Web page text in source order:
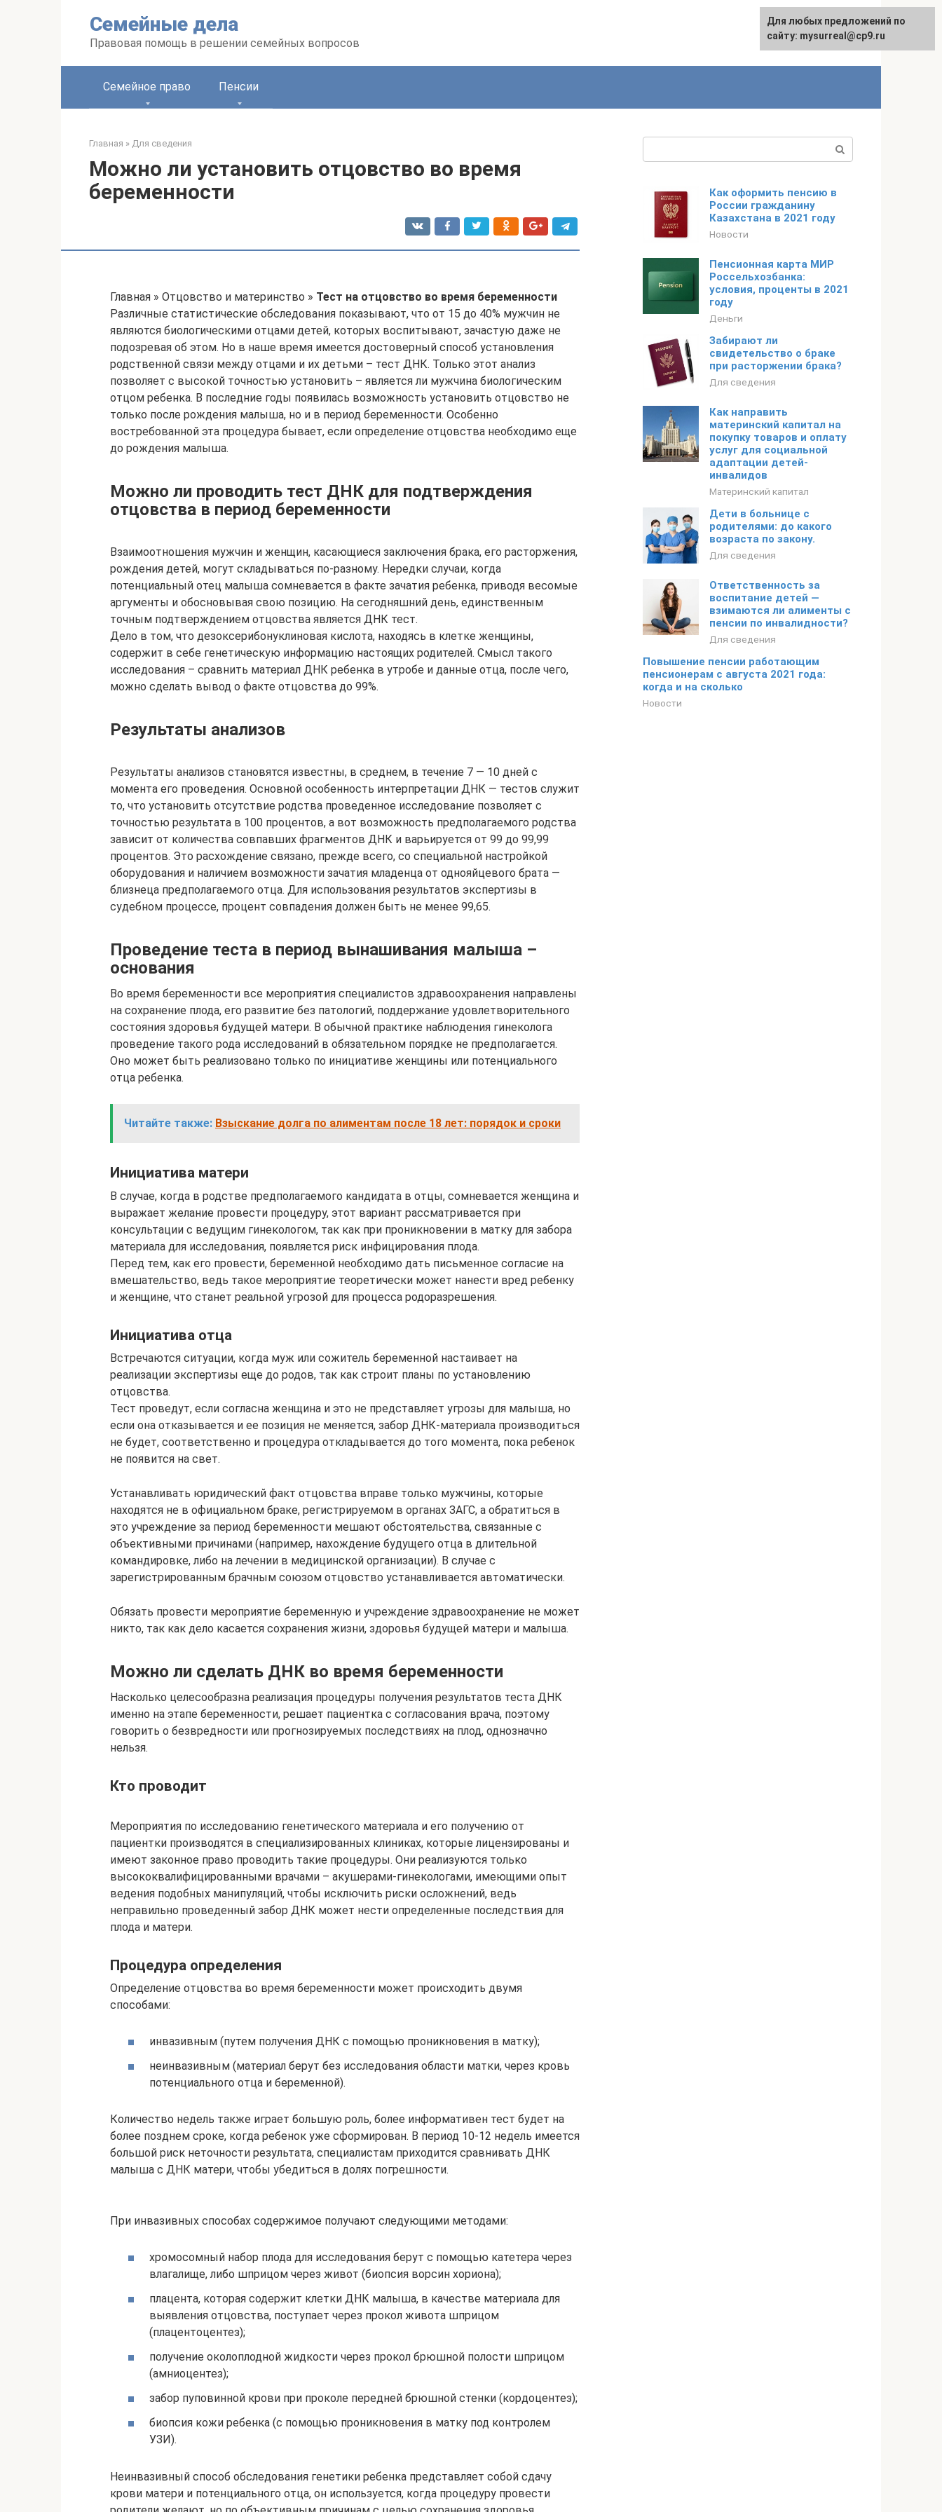
Семейные дела
Правовая помощь в решении семейных вопросов
Семейное право Пенсии
Главная » Для сведения
Можно ли установить отцовство во время
беременности
Главная » Отцовство и материнство » Тест на отцовство во время беременности
Различные статистические обследования показывают, что от 15 до 40% мужчин не
являются биологическими отцами детей, которых воспитывают, зачастую даже не
подозревая об этом. Но в наше время имеется достоверный способ установления
родственной связи между отцами и их детьми – тест ДНК. Только этот анализ
позволяет с высокой точностью установить – является ли мужчина биологическим
отцом ребенка. В последние годы появилась возможность установить отцовство не
только после рождения малыша, но и в период беременности. Особенно
востребованной эта процедура бывает, если определение отцовства необходимо еще
до рождения малыша.
Можно ли проводить тест ДНК для подтверждения
отцовства в период беременности
Взаимоотношения мужчин и женщин, касающиеся заключения брака, его расторжения,
рождения детей, могут складываться по-разному. Нередки случаи, когда
потенциальный отец малыша сомневается в факте зачатия ребенка, приводя весомые
аргументы и обосновывая свою позицию. На сегодняшний день, единственным
точным подтверждением отцовства является ДНК тест.
Дело в том, что дезоксерибонуклиновая кислота, находясь в клетке женщины,
содержит в себе генетическую информацию настоящих родителей. Смысл такого
исследования – сравнить материал ДНК ребенка в утробе и данные отца, после чего,
можно сделать вывод о факте отцовства до 99%.
Результаты анализов
Результаты анализов становятся известны, в среднем, в течение 7 — 10 дней с
момента его проведения. Основной особенность интерпретации ДНК — тестов служит
то, что установить отсутствие родства проведенное исследование позволяет с
точностью результата в 100 процентов, а вот возможность предполагаемого родства
зависит от количества совпавших фрагментов ДНК и варьируется от 99 до 99,99
процентов. Это расхождение связано, прежде всего, со специальной настройкой
оборудования и наличием возможности зачатия младенца от однояйцевого брата —
близнеца предполагаемого отца. Для использования результатов экспертизы в
судебном процессе, процент совпадения должен быть не менее 99,65.
Проведение теста в период вынашивания малыша –
основания
Во время беременности все мероприятия специалистов здравоохранения направлены
на сохранение плода, его развитие без патологий, поддержание удовлетворительного
состояния здоровья будущей матери. В обычной практике наблюдения гинеколога
проведение такого рода исследований в обязательном порядке не предполагается.
Оно может быть реализовано только по инициативе женщины или потенциального
отца ребенка.
Читайте также: Взыскание долга по алиментам после 18 лет: порядок и сроки
Инициатива матери
В случае, когда в родстве предполагаемого кандидата в отцы, сомневается женщина и
выражает желание провести процедуру, этот вариант рассматривается при
консультации с ведущим гинекологом, так как при проникновении в матку для забора
материала для исследования, появляется риск инфицирования плода.
Перед тем, как его провести, беременной необходимо дать письменное согласие на
вмешательство, ведь такое мероприятие теоретически может нанести вред ребенку
и женщине, что станет реальной угрозой для процесса родоразрешения.
Инициатива отца
Встречаются ситуации, когда муж или сожитель беременной настаивает на
реализации экспертизы еще до родов, так как строит планы по установлению
отцовства.
Тест проведут, если согласна женщина и это не представляет угрозы для малыша, но
если она отказывается и ее позиция не меняется, забор ДНК-материала производиться
не будет, соответственно и процедура откладывается до того момента, пока ребенок
не появится на свет.
Устанавливать юридический факт отцовства вправе только мужчины, которые
находятся не в официальном браке, регистрируемом в органах ЗАГС, а обратиться в
это учреждение за период беременности мешают обстоятельства, связанные с
объективными причинами (например, нахождение будущего отца в длительной
командировке, либо на лечении в медицинской организации). В случае с
зарегистрированным брачным союзом отцовство устанавливается автоматически.
Обязать провести мероприятие беременную и учреждение здравоохранение не может
никто, так как дело касается сохранения жизни, здоровья будущей матери и малыша.
Можно ли сделать ДНК во время беременности
Насколько целесообразна реализация процедуры получения результатов теста ДНК
именно на этапе беременности, решает пациентка с согласования врача, поэтому
говорить о безвредности или прогнозируемых последствиях на плод, однозначно
нельзя.
Кто проводит
Мероприятия по исследованию генетического материала и его получению от
пациентки производятся в специализированных клиниках, которые лицензированы и
имеют законное право проводить такие процедуры. Они реализуются только
высококвалифицированными врачами – акушерами-гинекологами, имеющими опыт
ведения подобных манипуляций, чтобы исключить риски осложнений, ведь
неправильно проведенный забор ДНК может нести определенные последствия для
плода и матери.
Процедура определения
Определение отцовства во время беременности может происходить двумя
способами:
инвазивным (путем получения ДНК с помощью проникновения в матку);
неинвазивным (материал берут без исследования области матки, через кровь
потенциального отца и беременной).
Количество недель также играет большую роль, более информативен тест будет на
более позднем сроке, когда ребенок уже сформирован. В период 10-12 недель имеется
большой риск неточности результата, специалистам приходится сравнивать ДНК
малыша с ДНК матери, чтобы убедиться в долях погрешности.
При инвазивных способах содержимое получают следующими методами:
хромосомный набор плода для исследования берут с помощью катетера через
влагалище, либо шприцом через живот (биопсия ворсин хориона);
плацента, которая содержит клетки ДНК малыша, в качестве материала для
выявления отцовства, поступает через прокол живота шприцом
(плацентоцентез);
получение околоплодной жидкости через прокол брюшной полости шприцом
(амниоцентез);
забор пуповинной крови при проколе передней брюшной стенки (кордоцентез);
биопсия кожи ребенка (с помощью проникновения в матку под контролем
УЗИ).
Неинвазивный способ обследования генетики ребенка представляет собой сдачу
крови матери и потенциального отца, он используется, когда процедуру провести
Как оформить пенсию в
России гражданину
Казахстана в 2021 году
Новости
Пенсионная карта МИР
Россельхозбанка:
условия, проценты в 2021
году
Деньги
Забирают ли
свидетельство о браке
при расторжении брака?
Для сведения
Как направить
материнский капитал на
покупку товаров и оплату
услуг для социальной
адаптации детей-
инвалидов
Материнский капитал
Дети в больнице с
родителями: до какого
возраста по закону.
Для сведения
Ответственность за
воспитание детей —
взимаются ли алименты с
пенсии по инвалидности?
Для сведения
Повышение пенсии работающим
пенсионерам с августа 2021 года:
когда и на сколько
Новости
Для любых предложений по
сайту: mysurreal@cp9.ru